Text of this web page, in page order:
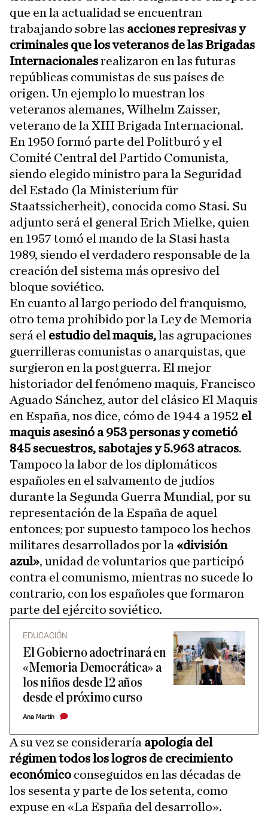
que en la actualidad se encuentran
trabajando sobre las acciones represivas y
criminales que los veteranos de las Brigadas
Internacionalesrealizaron en las futuras
repúblicas comunistas de sus países de
origen. Un ejemplo lo muestran los
veteranos alemanes, Wilhelm Zaisser,
veterano de la XIII Brigada Internacional.
En 1950 formó parte del Politburó y el
Comité Central del Partido Comunista,
siendo elegido ministro para la Seguridad
del Estado (la Ministerium für
Staatssicherheit), conocida como Stasi. Su
adjunto será el general Erich Mielke, quien
en 1957 tomó el mando de la Stasi hasta
1989, siendo el verdadero responsable de la
creación del sistema más opresivo del
bloque soviético.
En cuanto al largo periodo del franquismo,
otro tema prohibido por la Ley de Memoria
será el estudio del maquis,las agrupaciones
guerrilleras comunistas o anarquistas, que
surgieron en la postguerra. El mejor
historiador del fenómeno maquis, Francisco
Aguado Sánchez, autor del clásico El Maquis
en España, nos dice, cómo de 1944 a 1952 el
maquis asesinó a 953 personas y cometió
845 secuestros, sabotajes y 5.963 atracos.
Tampoco la labor de los diplomáticos
españoles en el salvamento de judíos
durante la Segunda Guerra Mundial, por su
representación de la España de aquel
entonces; por supuesto tampoco los hechos
militares desarrollados por la «división
azul», unidad de voluntarios que participó
contra el comunismo, mientras no sucede lo
contrario, con los españoles que formaron
parte del ejército soviético.
EDUCACIÓN
El Gobierno adoctrinará en
«Memoria Democrática» a
los niños desde 12 años
desde el próximo curso
Ana Martín
A su vez se consideraría apología del
régimen todos los logros de crecimiento
económico conseguidos en las décadas de
los sesenta y parte de los setenta, como
expuse en «La España del desarrollo».